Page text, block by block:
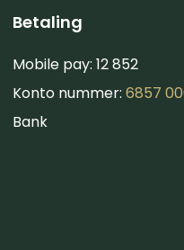
Betaling
Mobile pay: 12 852
Konto nummer:6857
Bank